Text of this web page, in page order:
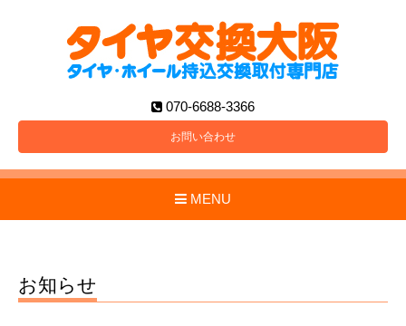
070-6688-3366
お問い合わせ
MENU
お知らせ